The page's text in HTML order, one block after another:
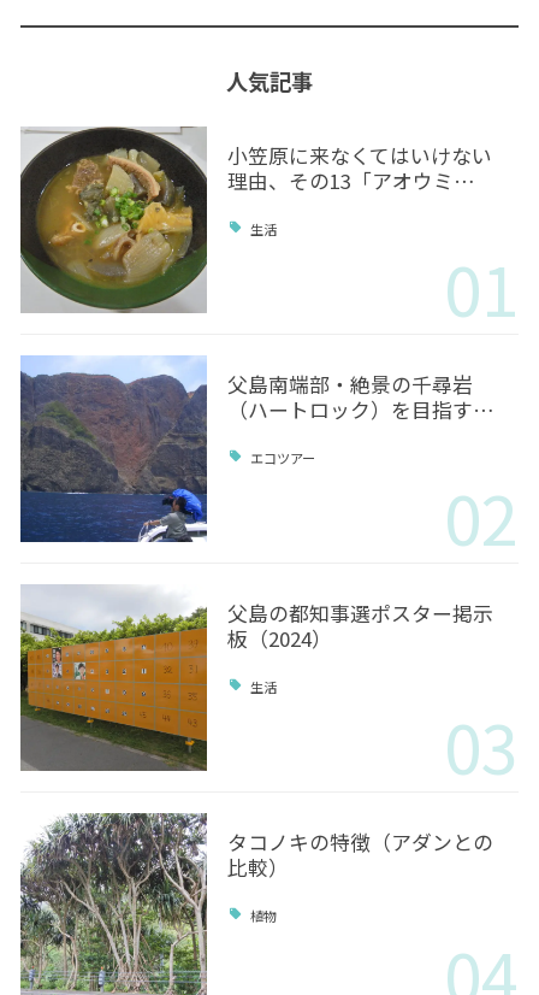
人気記事
小笠原に来なくてはいけない
理由、その13「アオウミ…
生活
01
父島南端部・絶景の千尋岩
（ハートロック）を目指す…
エコツアー
02
父島の都知事選ポスター掲示
板（2024）
生活
03
タコノキの特徴（アダンとの
比較）
植物
04